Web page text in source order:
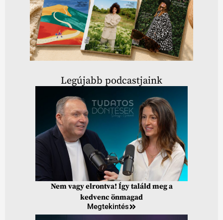
Legújabb podcastjaink
Nem vagy elrontva! Így találd meg a
kedvenc önmagad
Megtekintés